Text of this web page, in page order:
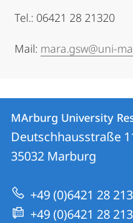
Tel.: 06421 28 21320
Mail: mara.gsw@uni-
Contact
Contact
details
MArburg
University
Research
Academy
MArburg University
Deutschhausstraße
35032 Marburg
+49 (0)6421 28
+49 (0)6421 28